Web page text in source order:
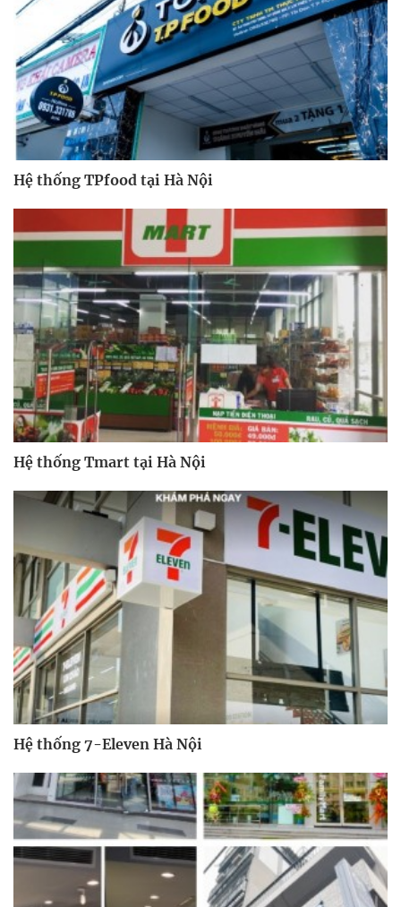
Hệ thống TPfood tại Hà Nội
Hệ thống Tmart tại Hà Nội
Hệ thống 7-Eleven Hà Nội